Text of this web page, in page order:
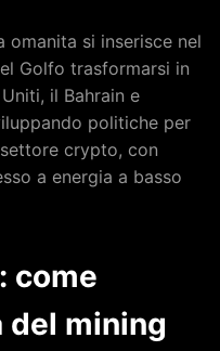
omanita si inserisce nel
Golfo trasformarsi in
il Bahrain e
politiche per
crypto, con
a energia a basso
come
del mining